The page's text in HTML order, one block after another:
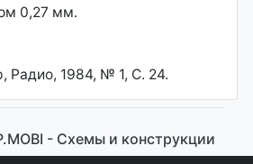
0,27 мм.
Радио, 1984, № 1, С. 24.
- Cхемы и конструкции